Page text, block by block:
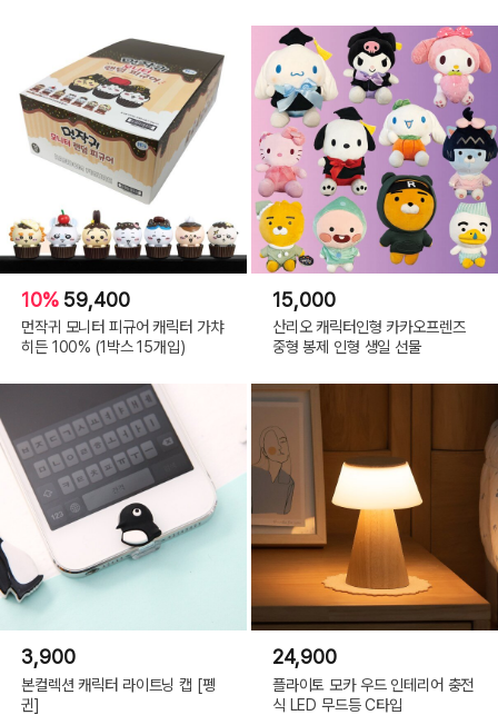
10% 59,400
먼작귀 모니터 피규어 캐릭터 가챠
히든 100% (1박스 15개입)
15,000
산리오 캐릭터인형 카카오프렌즈
중형 봉제 인형 생일 선물
3,900
본컬렉션 캐릭터 라이트닝 캡 [펭
귄]
24,900
플라이토 모카 우드 인테리어 충전
식 LED 무드등 C타입